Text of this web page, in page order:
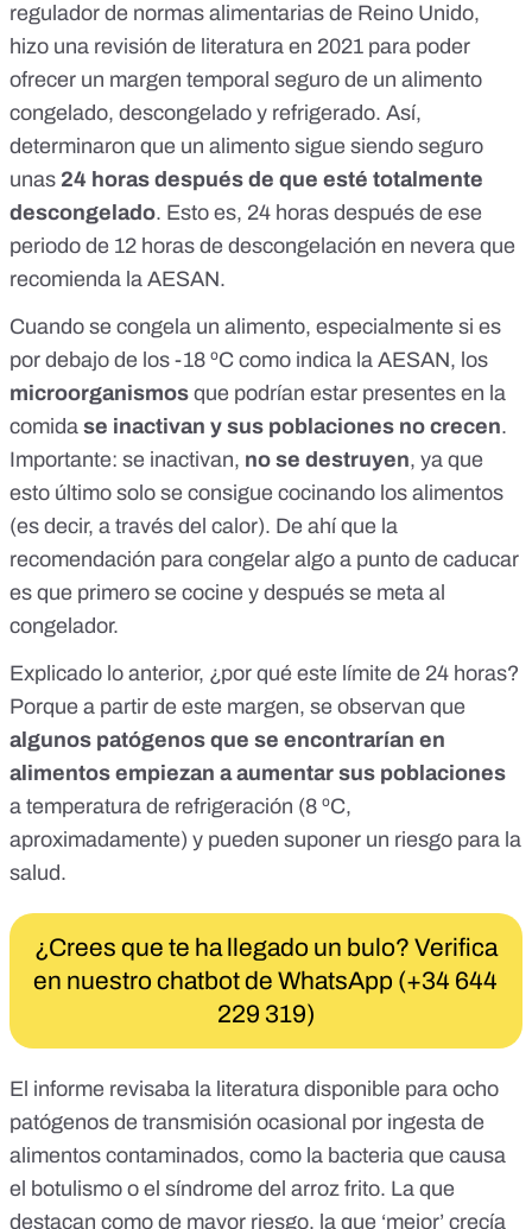
regulador de normas alimentarias de Reino Unido,
hizo una revisión de literatura en 2021 para poder
ofrecer un margen temporal seguro de un alimento
congelado, descongelado y refrigerado. Así,
determinaron que un alimento sigue siendo seguro
unas 24 horas después de que esté totalmente
descongelado. Esto es, 24 horas después de ese
periodo de 12 horas de descongelación en nevera que
recomienda la AESAN.
Cuando se congela un alimento, especialmente si es
por debajo de los -18 ºC como indica la AESAN, los
microorganismos que podrían estar presentes en la
comida se inactivan y sus poblaciones no crecen.
Importante: se inactivan, no se destruyen, ya que
esto último solo se consigue cocinando los alimentos
(es decir, a través del calor). De ahí que la
recomendación para congelar algo a punto de caducar
es que primero se cocine y después se meta al
congelador.
Explicado lo anterior, ¿por qué este límite de 24 horas?
Porque a partir de este margen, se observan que
algunos patógenos que se encontrarían en
alimentos empiezan a aumentar sus poblaciones
a temperatura de refrigeración (8 ºC,
aproximadamente) y pueden suponer un riesgo para la
salud.
¿Crees que te ha llegado un bulo? Verifica
en nuestro chatbot de WhatsApp (+34 644
229 319)
El informe revisaba la literatura disponible para ocho
patógenos de transmisión ocasional por ingesta de
alimentos contaminados, como la bacteria que causa
el botulismo o el síndrome del arroz frito. La que
destacan como de mayor riesgo, la que ‘mejor’ crecía